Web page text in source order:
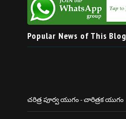
Popular News of This Blog
చరిత్ర పూర్వ యుగం - చారిత్రక యుగం